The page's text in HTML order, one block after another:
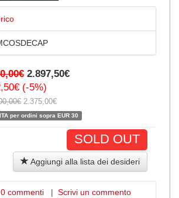
2.897,50€
(-5%)
2.375,00€
per ordini sopra EUR 30
SOLD OUT
Aggiungi alla lista dei desideri
0 commenti | Scrivi un commento